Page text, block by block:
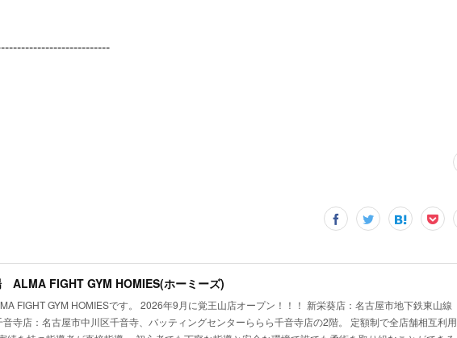
ALMA FIGHT GYM HOMIES(ホーミーズ)
FIGHT GYM HOMIESです。 2026年9月に覚王山店オープン！！！ 新栄葵店：名古屋市地下鉄東山線
寺店：名古屋市中川区千音寺、バッティングセンターららら千音寺店の2階。 定額制で全店舗相互利用